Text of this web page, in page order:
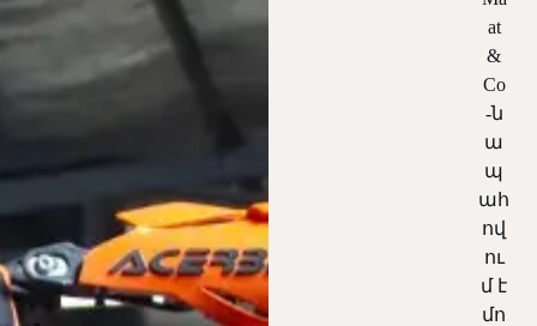
at
&
Co
-ն
ա
պ
ահ
ով
ու
մ է
մո